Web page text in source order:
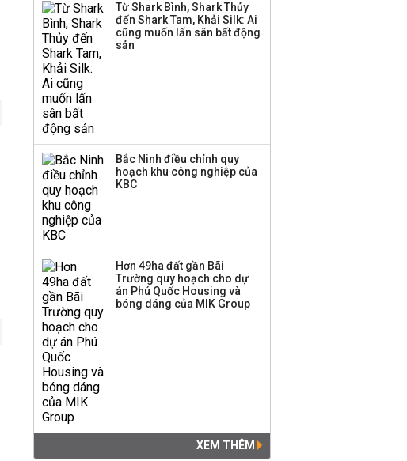
nhiều ngân hàng tăng
ba chữ số trong nửa
đầu năm:
Từ Shark Bình, Shark Thủy
đến Shark Tam, Khải Silk: Ai
cũng muốn lấn sân bất động
sản
Bắc Ninh điều chỉnh quy
hoạch khu công nghiệp của
KBC
Hơn 49ha đất gần Bãi
Trường quy hoạch cho dự
án Phú Quốc Housing và
bóng dáng của MIK Group
XEM THÊM